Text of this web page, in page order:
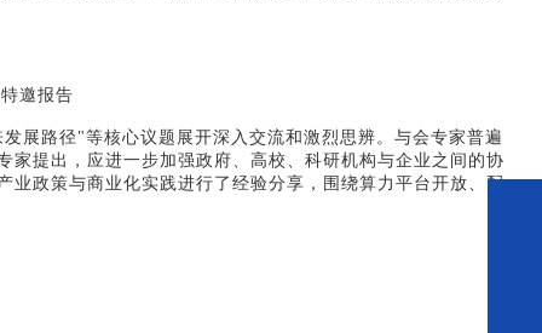
邀报告
展路径"等核心议题展开深入交流和激烈思辨。与会专家普遍
提出，应进一步加强政府、高校、科研机构与企业之间的协
业政策与商业化实践进行了经验分享，围绕算力平台开放、配